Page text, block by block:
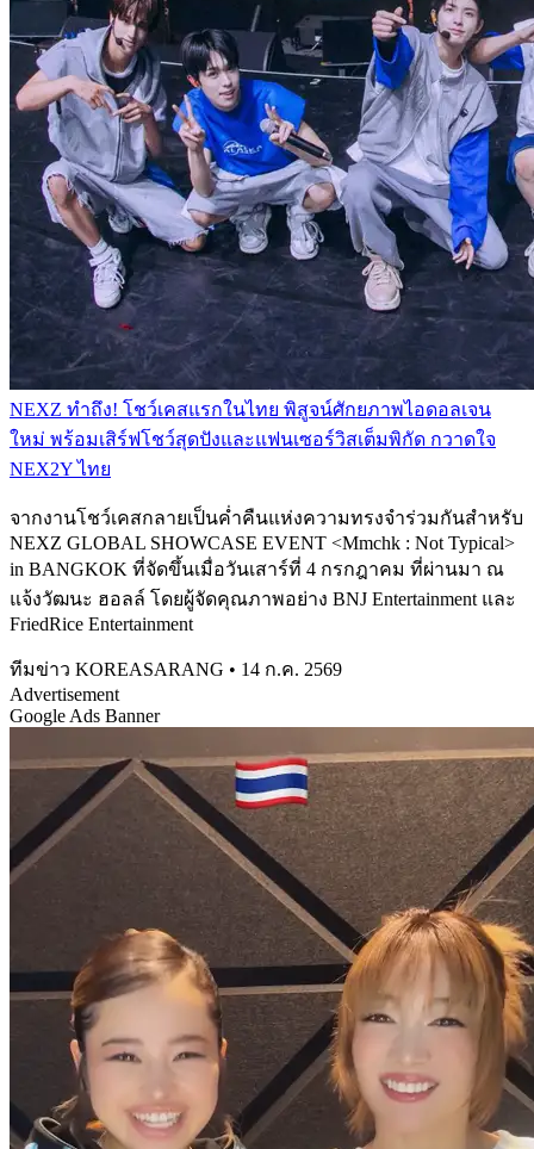
NEXZ ทำถึง! โชว์เคสแรกในไทย พิสูจน์ศักยภาพไอดอลเจน
ใหม่ พร้อมเสิร์ฟโชว์สุดปังและแฟนเซอร์วิสเต็มพิกัด กวาดใจ
NEX2Y ไทย
จากงานโชว์เคสกลายเป็นค่ำคืนแห่งความทรงจำร่วมกันสำหรับ
NEXZ GLOBAL SHOWCASE EVENT <Mmchk : Not Typical>
in BANGKOK ที่จัดขึ้นเมื่อวันเสาร์ที่ 4 กรกฎาคม ที่ผ่านมา ณ
แจ้งวัฒนะ ฮอลล์ โดยผู้จัดคุณภาพอย่าง BNJ Entertainment และ
FriedRice Entertainment
ทีมข่าว KOREASARANG • 14 ก.ค. 2569
Advertisement
Google Ads Banner